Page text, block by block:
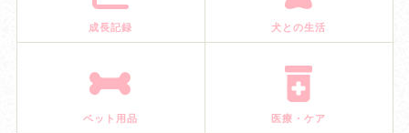
成長記録 犬との生活
ペット用品 医療・ケア